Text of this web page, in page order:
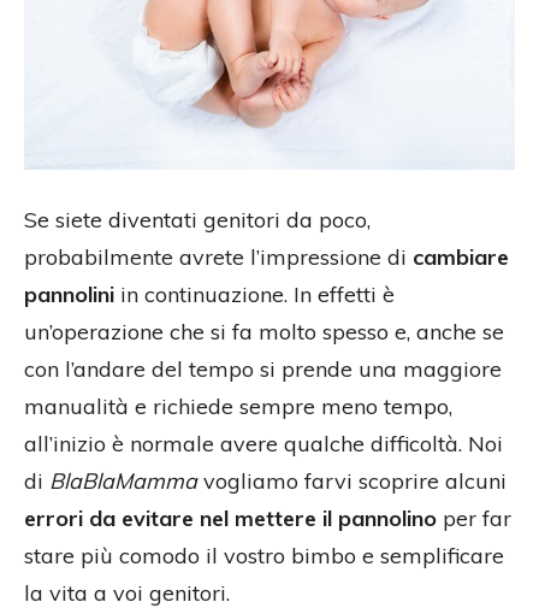
Se siete diventati genitori da poco,
probabilmente avrete l’impressione di cambiare
pannolini in continuazione. In effetti è
un’operazione che si fa molto spesso e, anche se
con l’andare del tempo si prende una maggiore
manualità e richiede sempre meno tempo,
all’inizio è normale avere qualche difficoltà. Noi
di BlaBlaMammavogliamo farvi scoprire alcuni
errori da evitare nel mettere il pannolino per far
stare più comodo il vostro bimbo e semplificare
la vita a voi genitori.